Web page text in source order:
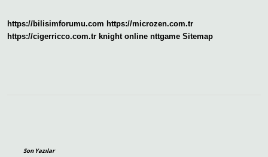
https://bilisimforumu.com https://microzen.com.tr
https://cigerricco.com.tr knight online nttgame Sitemap
Son Yazılar